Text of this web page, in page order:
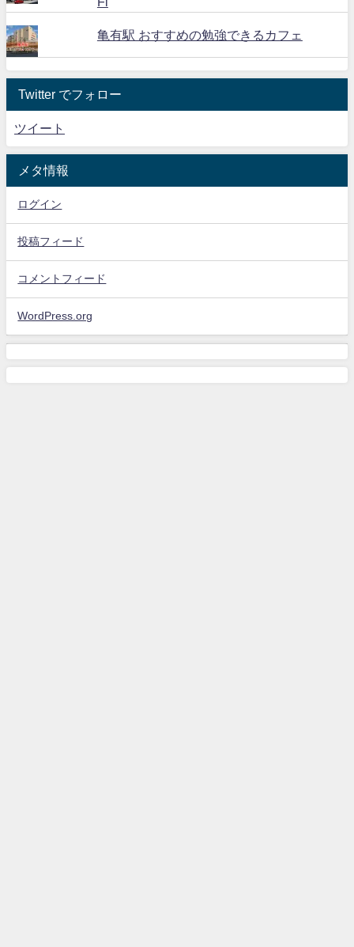
亀有駅 おすすめの勉強できるカフェ
Twitter でフォロー
ツイート
メタ情報
ログイン
投稿フィード
コメントフィード
WordPress.org